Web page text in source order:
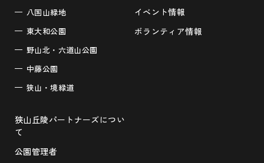
八国山緑地
東大和公園
野山北・六道山公園
中藤公園
狭山・境緑道
イベント情報
ボランティア情報
狭山丘陵パートナーズについ
て
公園管理者